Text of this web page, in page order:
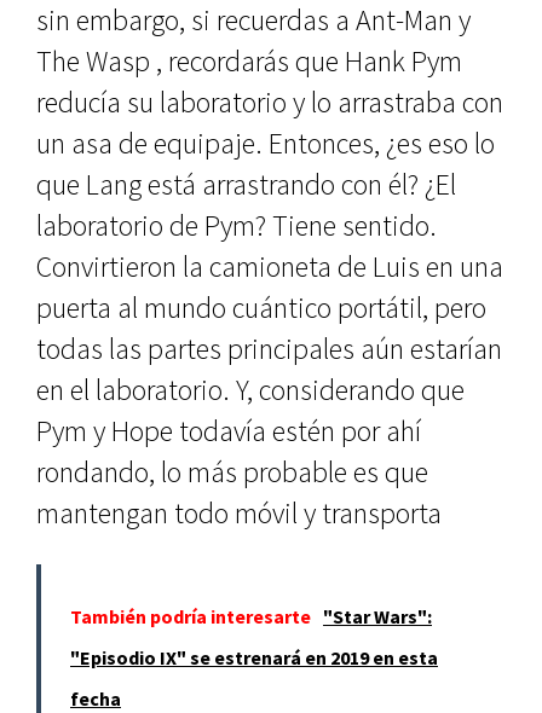
sin embargo, si recuerdas a Ant-Man y
The Wasp , recordarás que Hank Pym
reducía su laboratorio y lo arrastraba con
un asa de equipaje. Entonces, ¿es eso lo
que Lang está arrastrando con él? ¿El
laboratorio de Pym? Tiene sentido.
Convirtieron la camioneta de Luis en una
puerta al mundo cuántico portátil, pero
todas las partes principales aún estarían
en el laboratorio. Y, considerando que
Pym y Hope todavía estén por ahí
rondando, lo más probable es que
mantengan todo móvil y transporta
También podría interesarte "Star Wars":
"Episodio IX" se estrenará en 2019 en esta
fecha